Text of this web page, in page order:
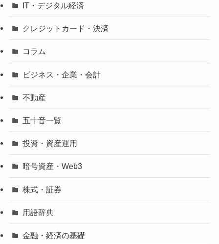
IT・デジタル経済
クレジットカード・決済
コラム
ビジネス・企業・会計
不動産
五十音一覧
投資・資産運用
暗号資産・Web3
株式・証券
用語辞典
金融・経済の基礎